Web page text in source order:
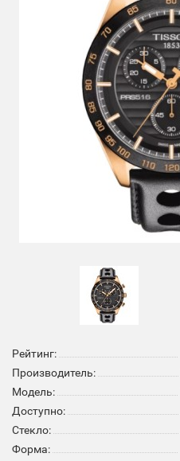
Рейтинг:
Производитель:
Модель:
Доступно:
Стекло:
Форма: